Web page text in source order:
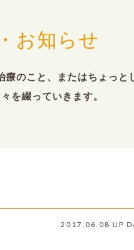
お知らせ
のこと、またはちょっと
を綴っていきます。
2017.06.08 UP